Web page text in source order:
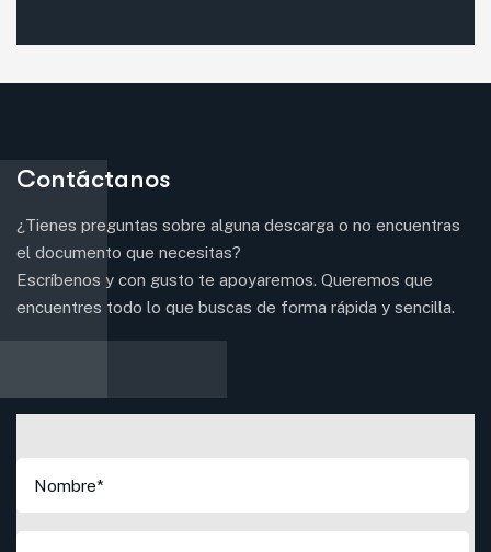
Contáctanos
¿Tienes preguntas sobre alguna descarga o no encuentras
el documento que necesitas?
Escríbenos y con gusto te apoyaremos. Queremos que
encuentres todo lo que buscas de forma rápida y sencilla.